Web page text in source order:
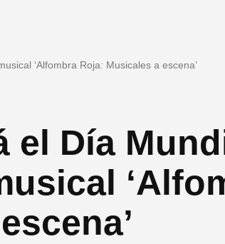
‘Alfombra Roja: Musicales a escena’
el Día